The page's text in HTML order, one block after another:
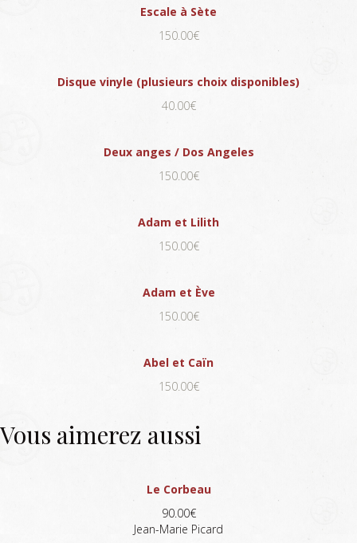
Escale à Sète
150.00€
Disque vinyle (plusieurs choix disponibles)
40.00€
Deux anges / Dos Angeles
150.00€
Adam et Lilith
150.00€
Adam et Ève
150.00€
Abel et Caïn
150.00€
Vous aimerez aussi
Le Corbeau
90.00€
Jean-Marie Picard